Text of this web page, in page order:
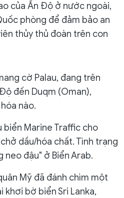
của Ấn Độ ở nước ngoài,
phòng để đảm bảo an
thủy thủ đoàn trên con
cờ Palau, đang trên
đến Duqm (Oman),
nào.
Marine Traffic cho
dầu/hóa chất. Tình trạng
neo đậu" ở Biển Arab.
Mỹ đã đánh chìm một
khơi bờ biển Sri Lanka,